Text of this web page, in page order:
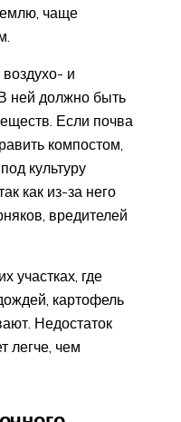
чаще
и
ней должно быть
Если почва
компостом,
культуру
как из-за него
вредителей
участках, где
картофель
Недостаток
легче, чем